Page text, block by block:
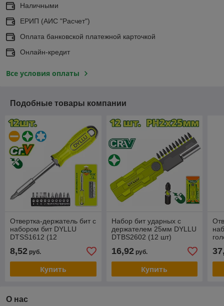
Наличными
ЕРИП (АИС "Расчет")
Оплата банковской платежной карточкой
Онлайн-кредит
Все условия оплаты
Подобные товары компании
Отвертка-держатель бит с
набором бит DYLLU
DTSS1612 (12
8,52 руб.
Купить
Набор бит ударных с
держателем 25мм DYLLU
DTBS2602 (12 шт)
16,92руб.
Купить
О нас